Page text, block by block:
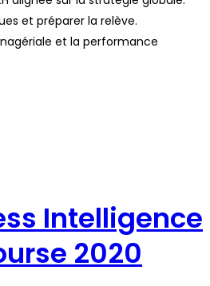
et préparer la relève.
et la performance
Intelligence
2020